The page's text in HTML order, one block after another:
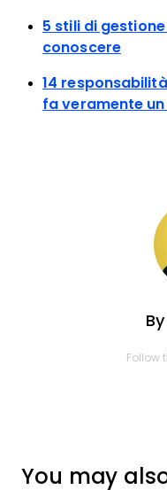
5 stili di
conoscere
14
fa veramente un
By
Follow
You may